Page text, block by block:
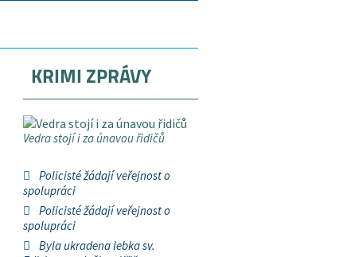
KRIMI ZPRÁVY
Vedra stojí i za únavou řidičů
Policisté žádají veřejnost o
spolupráci
Policisté žádají veřejnost o
spolupráci
Byla ukradena lebka sv.